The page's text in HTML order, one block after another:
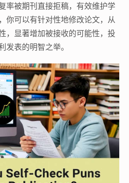
率被期刊直接拒稿，有效维护学
你可以有针对性地修改论文，从
，显著增加被接收的可能性，投
发表的明智之举。